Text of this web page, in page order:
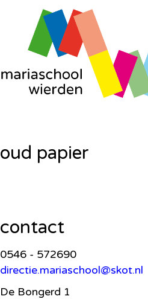
oud papier
contact
0546 - 572690
directie.mariaschool@skot.nl
De Bongerd 1